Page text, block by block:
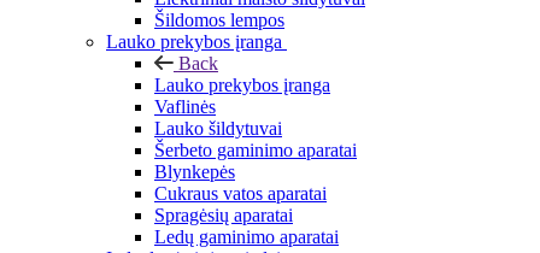
Šildomos lempos
Lauko prekybos įranga
Back
Lauko prekybos įranga
Vaflinės
Lauko šildytuvai
Šerbeto gaminimo aparatai
Blynkepės
Cukraus vatos aparatai
Spragėsių aparatai
Ledų gaminimo aparatai